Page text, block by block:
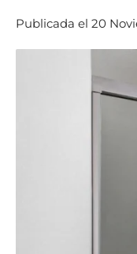
Publicada el 20